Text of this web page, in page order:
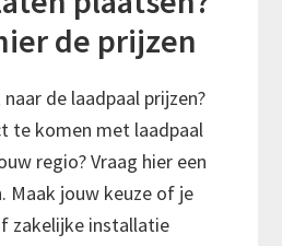
de prijzen
de laadpaal prijzen?
te komen met laadpaal
regio? Vraag hier een
Maak jouw keuze of je
zakelijke installatie